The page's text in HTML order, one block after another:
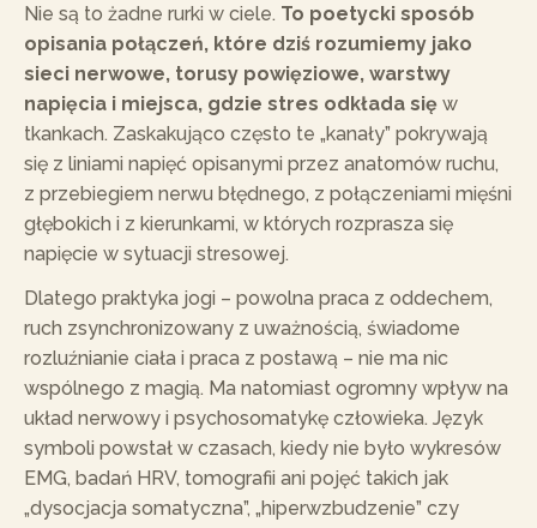
Nie są to żadne rurki w ciele. To poetycki sposób
opisania połączeń, które dziś rozumiemy jako
sieci nerwowe, torusy powięziowe, warstwy
napięcia i miejsca, gdzie stres odkłada się w
tkankach. Zaskakująco często te „kanały” pokrywają
się z liniami napięć opisanymi przez anatomów ruchu,
z przebiegiem nerwu błędnego, z połączeniami mięśni
głębokich i z kierunkami, w których rozprasza się
napięcie w sytuacji stresowej.
Dlatego praktyka jogi – powolna praca z oddechem,
ruch zsynchronizowany z uważnością, świadome
rozluźnianie ciała i praca z postawą – nie ma nic
wspólnego z magią. Ma natomiast ogromny wpływ na
układ nerwowy i psychosomatykę człowieka. Język
symboli powstał w czasach, kiedy nie było wykresów
EMG, badań HRV, tomografii ani pojęć takich jak
„dysocjacja somatyczna”, „hiperwzbudzenie” czy